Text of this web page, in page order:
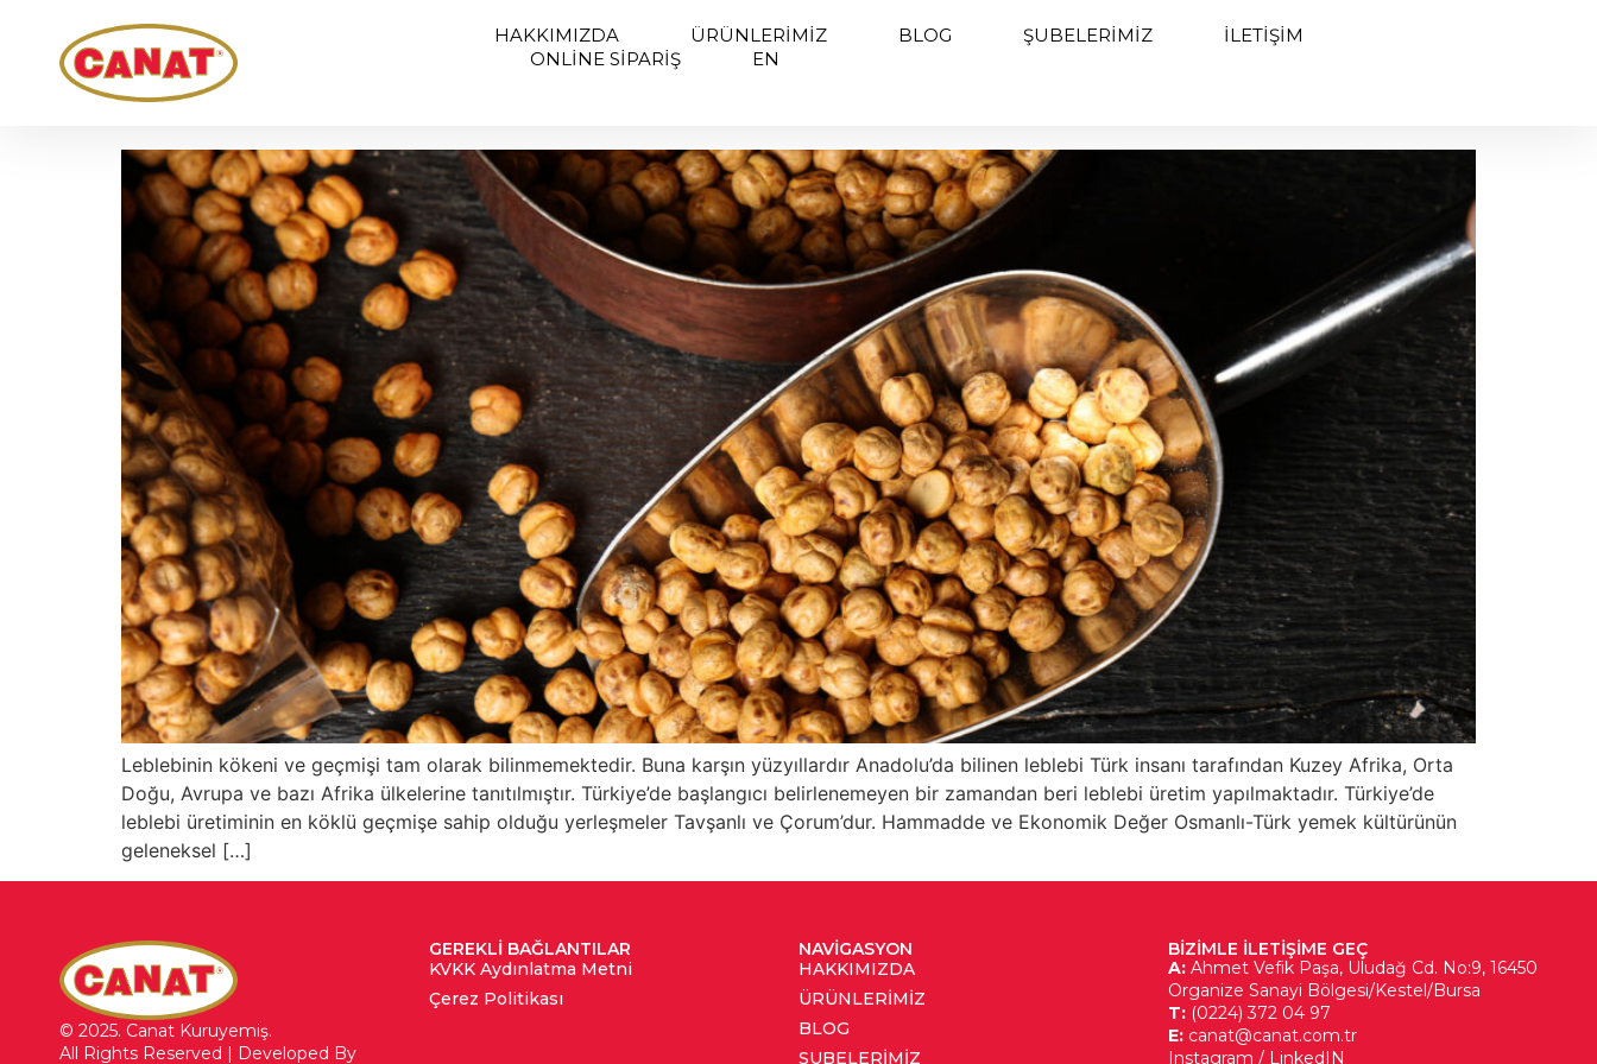
HAKKIMIZDA ÜRÜNLERIMIZ BLOG ŞUBELERIMIZ
İLETIŞIM
ONLINE SIPARIŞ
EN
Etiket:
Leblebinin Tarihi ve Kültürel Mirası
Leblebinin kökeni ve geçmişi tam olarak bilinmemektedir. Buna karşın yüzyıllardır Anadolu’da bilinen leblebi Türk insanı tarafından Kuzey Afrika, Orta
Doğu, Avrupa ve bazı Afrika ülkelerine tanıtılmıştır. Türkiye’de başlangıcı belirlenemeyen bir zamandan beri leblebi üretim yapılmaktadır. Türkiye’de
leblebi üretiminin en köklü geçmişe sahip olduğu yerleşmeler Tavşanlı ve Çorum’dur. Hammadde ve Ekonomik Değer Osmanlı-Türk yemek kültürünün
geleneksel […]
© 2025. Canat Kuruyemiş.
All Rights Reserved | Developed By
GEREKLI BAĞLANTILAR
KVKK Aydınlatma Metni
Çerez Politikası
NAVIGASYON
HAKKIMIZDA
ÜRÜNLERIMIZ
BLOG
ŞUBELERIMIZ
BIZIMLE ILETIŞIME GEÇ
A: Ahmet Vefik Paşa, Uludağ Cd. No:9, 16450
Organize Sanayi Bölgesi/Kestel/Bursa
T: (0224) 372 04 97
E: canat@canat.com.tr
Instagram / LinkedIN